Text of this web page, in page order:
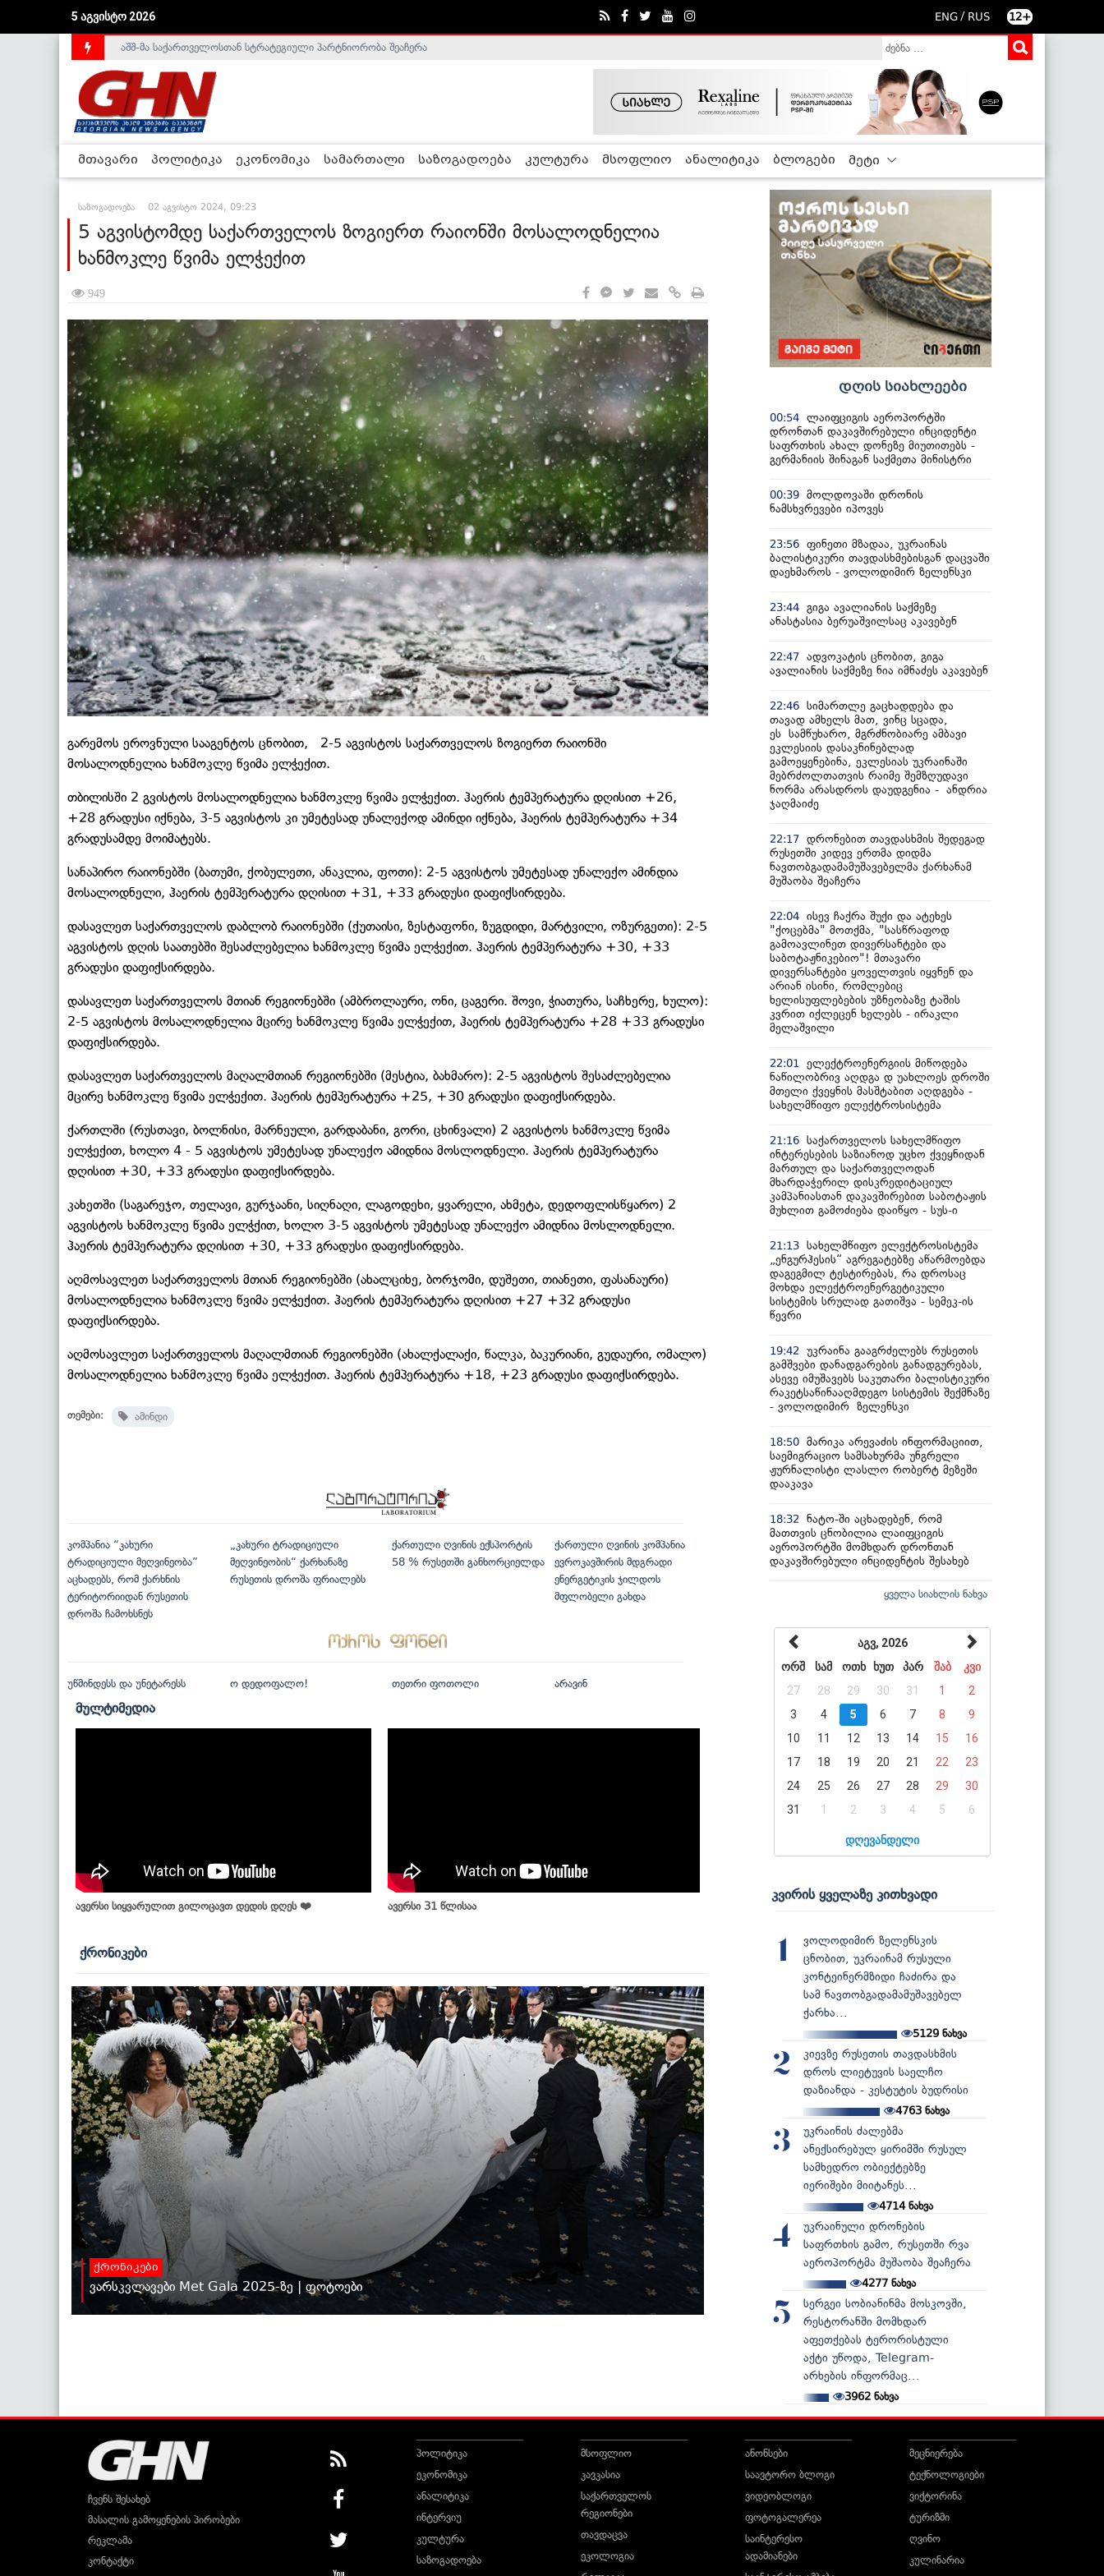
5 აგვისტო 2026 ENG / RUS 12+
საქართველოს დე-ფაქტო მთავრობა არალეგიტიმურია - ჰელსინკის კომისია
აშშ-მა საქართველოსთან სტრატეგიული პარტნიორობა შეაჩერა
მთავარი პოლიტიკა ეკონომიკა სამართალი საზოგადოება კულტურა მსოფლიო ანალიტიკა ბლოგები მეტი
საზოგადოება 02 აგვისტო 2024, 09:23
5 აგვისტომდე საქართველოს ზოგიერთ რაიონში მოსალოდნელია
ხანმოკლე წვიმა ელჭექით
949
გარემოს ეროვნული სააგენტოს ცნობით, 2-5 აგვისტოს საქართველოს ზოგიერთ რაიონში
მოსალოდნელია ხანმოკლე წვიმა ელჭექით.
თბილისში 2 გვისტოს მოსალოდნელია ხანმოკლე წვიმა ელჭექით. ჰაერის ტემპერატურა დღისით +26,
+28 გრადუსი იქნება, 3-5 აგვისტოს კი უმეტესად უნალექოდ ამინდი იქნება, ჰაერის ტემპერატურა +34
გრადუსამდე მოიმატებს.
სანაპირო რაიონებში (ბათუმი, ქობულეთი, ანაკლია, ფოთი): 2-5 აგვისტოს უმეტესად უნალექო ამინდია
მოსალოდნელი, ჰაერის ტემპერატურა დღისით +31, +33 გრადუსი დაფიქსირდება.
დასავლეთ საქართველოს დაბლობ რაიონებში (ქუთაისი, ზესტაფონი, ზუგდიდი, მარტვილი, ოზურგეთი): 2-5
აგვისტოს დღის საათებში შესაძლებელია ხანმოკლე წვიმა ელჭექით. ჰაერის ტემპერატურა +30, +33
გრადუსი დაფიქსირდება.
დასავლეთ საქართველოს მთიან რეგიონებში (ამბროლაური, ონი, ცაგერი. შოვი, ჭიათურა, საჩხერე, ხულო):
2-5 აგვისტოს მოსალოდნელია მცირე ხანმოკლე წვიმა ელჭექით, ჰაერის ტემპერატურა +28 +33 გრადუსი
დაფიქსირდება.
დასავლეთ საქართველოს მაღალმთიან რეგიონებში (მესტია, ბახმარო): 2-5 აგვისტოს შესაძლებელია
მცირე ხანმოკლე წვიმა ელჭექით. ჰაერის ტემპერატურა +25, +30 გრადუსი დაფიქსირდება.
ქართლში (რუსთავი, ბოლნისი, მარნეული, გარდაბანი, გორი, ცხინვალი) 2 აგვისტოს ხანმოკლე წვიმა
ელჭექით, ხოლო 4 - 5 აგვისტოს უმეტესად უნალექო ამიდნია მოსლოდნელი. ჰაერის ტემპერატურა
დღისით +30, +33 გრადუსი დაფიქსირდება.
კახეთში (საგარეჯო, თელავი, გურჯაანი, სიღნაღი, ლაგოდეხი, ყვარელი, ახმეტა, დედოფლისწყარო) 2
აგვისტოს ხანმოკლე წვიმა ელჭქით, ხოლო 3-5 აგვისტოს უმეტესად უნალექო ამიდნია მოსლოდნელი.
ჰაერის ტემპერატურა დღისით +30, +33 გრადუსი დაფიქსირდება.
აღმოსავლეთ საქართველოს მთიან რეგიონებში (ახალციხე, ბორჯომი, დუშეთი, თიანეთი, ფასანაური)
მოსალოდნელია ხანმოკლე წვიმა ელჭექით. ჰაერის ტემპერატურა დღისით +27 +32 გრადუსი
დაფიქსირდება.
აღმოსავლეთ საქართველოს მაღალმთიან რეგიონებში (ახალქალაქი, წალკა, ბაკურიანი, გუდაური, ომალო)
მოსალოდნელია ხანმოკლე წვიმა ელჭექით. ჰაერის ტემპერატურა +18, +23 გრადუსი დაფიქსირდება.
თემები: ამინდი
კომპანია “კახური
ტრადიციული მეღვინეობა”
აცხადებს, რომ ქარხნის
ტერიტორიიდან რუსეთის
დროშა ჩამოხსნეს
„კახური ტრადიციული
მეღვინეობის“ ქარხანაზე
რუსეთის დროშა ფრიალებს
ქართული ღვინის ექსპორტის
58 % რუსეთში განხორციელდა
ქართული ღვინის კომპანია
ევროკავშირის მდგრადი
ენერგეტიკის ჯილდოს
მფლობელი გახდა
უწმინდესს და უნეტარესს ო დედოფალო! თეთრი ფოთოლი არავინ
მულტიმედია
ავერსი სიყვარულით გილოცავთ დედის დღეს ❤️ ავერსი 31 წლისაა
ქრონიკები
ქრონიკები
ვარსკვლავები Met Gala 2025-ზე | ფოტოები
დღის სიახლეები
00:54 ლაიფციგის აეროპორტში
დრონთან დაკავშირებული ინციდენტი
საფრთხის ახალ დონეზე მიუთითებს -
გერმანიის შინაგან საქმეთა მინისტრი
00:39 მოლდოვაში დრონის
ნამსხვრევები იპოვეს
23:56 ფინეთი მზადაა, უკრაინას
ბალისტიკური თავდასხმებისგან დაცვაში
დაეხმაროს - ვოლოდიმირ ზელენსკი
23:44 გიგა ავალიანის საქმეზე
ანასტასია ბერუაშვილსაც აკავებენ
22:47 ადვოკატის ცნობით, გიგა
ავალიანის საქმეზე ნია იმნაძეს აკავებენ
22:46 სიმართლე გაცხადდება და
თავად ამხელს მათ, ვინც სცადა,
ეს სამწუხარო, მგრძნობიარე ამბავი
ეკლესიის დასაკნინებლად
გამოეყენებინა, ეკლესიას უკრაინაში
მებრძოლთათვის რაიმე შემზღუდავი
ნორმა არასდროს დაუდგენია - ანდრია
ჯაღმაიძე
22:17 დრონებით თავდასხმის შედეგად
რუსეთში კიდევ ერთმა დიდმა
ნავთობგადამამუშავებელმა ქარხანამ
მუშაობა შეაჩერა
22:04 ისევ ჩაქრა შუქი და ატეხეს
"ქოცებმა" მოთქმა, "სასწრაფოდ
გამოავლინეთ დივერსანტები და
საბოტაჟნიკებიო"! მთავარი
დივერსანტები ყოველთვის იყვნენ და
არიან ისინი, რომლებიც
ხელისუფლებების უზნეობაზე ტაშის
კვრით იქლეცენ ხელებს - ირაკლი
მელაშვილი
22:01
ელექტროენერგიის მიწოდება
ნაწილობრივ აღდგა დ უახლოეს დროში
მთელი ქვეყნის მასშტაბით აღდგება -
სახელმწიფო ელექტროსისტემა
21:16 საქართველოს სახელმწიფო
ინტერესების საზიანოდ უცხო ქვეყნიდან
მართულ და საქართველოდან
მხარდაჭერილ დისკრედიტაციულ
კამპანიასთან დაკავშირებით საბოტაჟის
მუხლით გამოძიება დაიწყო - სუს-ი
21:13 სახელმწიფო ელექტროსისტემა
„ენგურჰესის“ აგრეგატებზე აწარმოებდა
დაგეგმილ ტესტირებას, რა დროსაც
მოხდა ელექტროენერგეტიკული
სისტემის სრულად გათიშვა - სემეკ-ის
წევრი
19:42
უკრაინა გააგრძელებს რუსეთის
გამშვები დანადგარების განადგურებას,
ასევე იმუშავებს საკუთარი ბალისტიკური
რაკეტსაწინააღმდეგო სისტემის შექმნაზე
- ვოლოდიმირ ზელენსკი
18:50 მარიკა არევაძის ინფორმაციით,
საემიგრაციო სამსახურმა უნგრელი
ჟურნალისტი ლასლო რობერტ მეზეში
დააკავა
18:32
ნატო-ში აცხადებენ, რომ
მათთვის ცნობილია ლაიფციგის
აეროპორტში მომხდარ დრონთან
დაკავშირებული ინციდენტის შესახებ
ყველა სიახლის ნახვა
აგვ, 2026
ორშ
სამ ოთხ ხუთ პარ შაბ
კვი
27
28 29 30 31 1
2
3
4 5 6 7 8
9
10
11 12 13 14 15
16
17
18 19 20 21 22
23
24
25 26 27 28 29
30
31
1 2 3 4 5 6
დღევანდელი
კვირის ყველაზე კითხვადი
1
ვოლოდიმირ ზელენსკის
ცნობით, უკრაინამ რუსული
კონტეინერმზიდი ჩაძირა და
სამ ნავთობგადამამუშავებელ
ქარხა...
5129 ნახვა
2
კიევზე რუსეთის თავდასხმის
დროს ლიეტუვის საელჩო
დაზიანდა - კესტუტის ბუდრისი
4763 ნახვა
3
უკრაინის ძალებმა
ანექსირებულ ყირიმში რუსულ
სამხედრო ობიექტებზე
იერიშები მიიტანეს...
4714ნახვა
4
უკრაინული დრონების
საფრთხის გამო, რუსეთში რვა
აეროპორტმა მუშაობა შეაჩერა
4277ნახვა
5
სერგეი სობიანინმა მოსკოვში,
რესტორანში მომხდარ
აფეთქებას ტერორისტული
აქტი უწოდა, Telegram-
არხების ინფორმაც...
3962 ნახვა
ჩვენს შესახებ
მასალის გამოყენების პირობები
რეკლამა
კონტაქტი
პოლიტიკა
ეკონომიკა
ანალიტიკა
ინტერვიუ
კულტურა
საზოგადოება
მსოფლიო
კავკასია
საქართველოს
რეგიონები
თავდაცვა
ეკოლოგია
ანონსები
საავტორო ბლოგი
ვიდეობლოგი
ფოტოგალერეა
საინტერესო
ადამიანები
მეცნიერება
ტექნოლოგიები
ვიქტორინა
ტურიზმი
ღვინო
კულინარია